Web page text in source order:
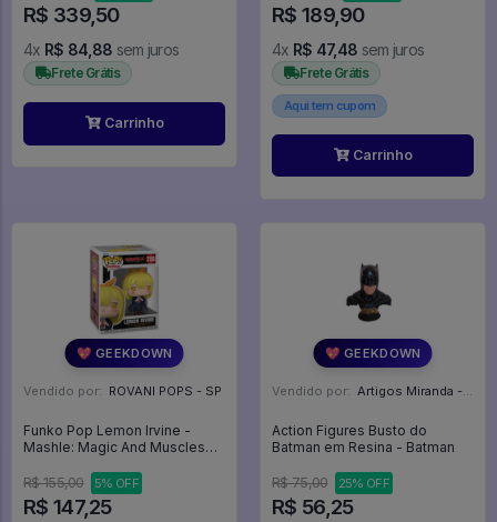
R$ 339,50
4x R$ 84,88 sem juros
Frete Grátis
Carrinho
R$ 189,90
4x R$ 47,48 sem juros
Frete Grátis
Aqui tem cupom
Carrinho
💖 GEEKDOWN
Vendido por: ROVANI POPS - SP
Funko Pop Lemon Irvine -
Mashle: Magic And Muscles
R$ 155,00
5% OFF
R$ 147,25
💖 GEEKDOWN
Vendido por: Artigos Miranda - RJ
Action Figures Busto do
Batman em Resina - Batman
R$ 75,00 25% OFF
R$ 56,25